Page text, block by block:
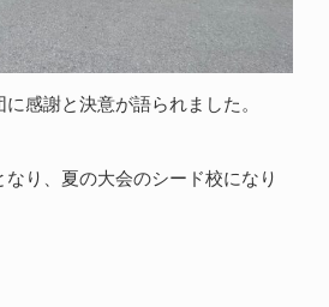
感謝と決意が語られました。
り、夏の大会のシード校になり